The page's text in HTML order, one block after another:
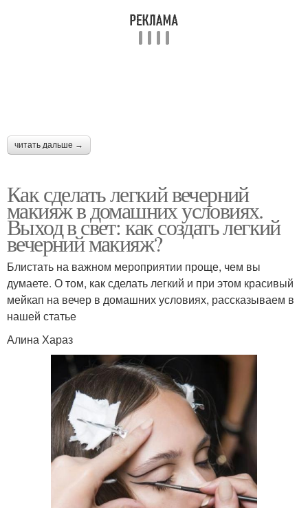
читать дальше →
Как сделать легкий вечерний
макияж в домашних условиях.
Выход в свет: как создать легкий
вечерний макияж?
Блистать на важном мероприятии проще, чем вы
думаете. О том, как сделать легкий и при этом красивый
мейкап на вечер в домашних условиях, рассказываем в
нашей статье
Алина Хараз